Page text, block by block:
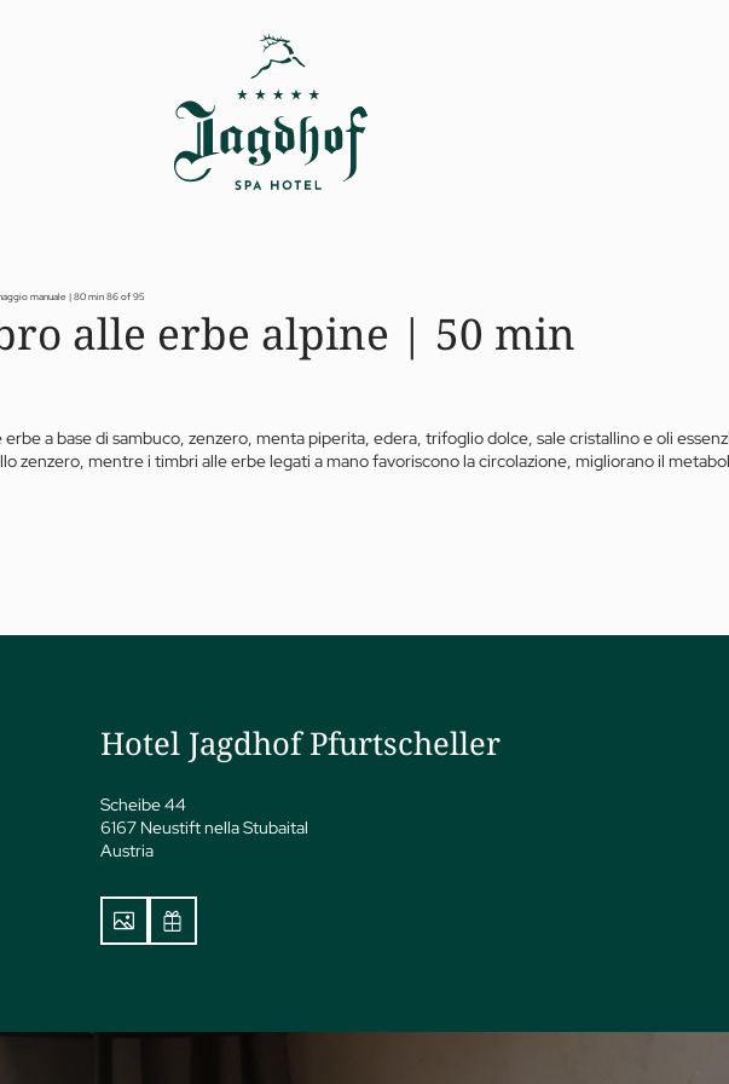
Specials by Dr. A.
manuale | 80 min 86 of 95
alle erbe alpine | 50 min
a base di sambuco, zenzero, menta piperita, edera, trifoglio dolce, sale cristallino e oli
zenzero, mentre i timbri alle erbe legati a mano favoriscono la circolazione, migliorano il
Hotel Jagdhof Pfurtscheller
Scheibe 44
6167 Neustift nella Stubaital
Austria